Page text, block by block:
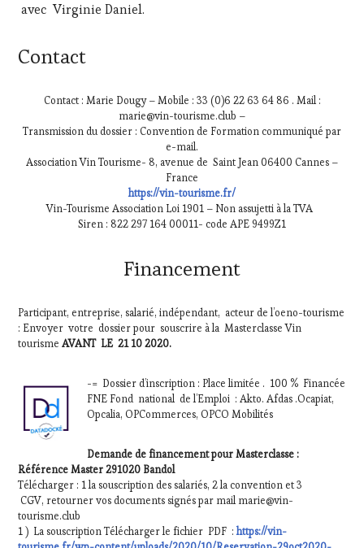
avec Virginie Daniel.
Contact
Contact : Marie Dougy – Mobile : 33 (0)6 22 63 64 86 . Mail :
marie@vin-tourisme.club –
Transmission du dossier : Convention de Formation communiqué par
e-mail.
Association Vin Tourisme- 8, avenue de Saint Jean 06400 Cannes –
France
https://vin-tourisme.fr/
Vin-Tourisme Association Loi 1901 – Non assujetti à la TVA
Siren : 822 297 164 00011- code APE 9499Z1
Financement
Participant, entreprise, salarié, indépendant, acteur de l’oeno-tourisme
: Envoyer votre dossier pour souscrire à la Masterclasse Vin
tourismeAVANT LE 21 10 2020.
-= Dossier d’inscription : Place limitée . 100 % Financée
FNE Fond national de l’Emploi : Akto. Afdas .Ocapiat,
Opcalia, OPCommerces, OPCO Mobilités
Demande de financement pour Masterclasse :
Référence Master 291020 Bandol
Télécharger : 1 la souscription des salariés, 2 la convention et 3
CGV, retourner vos documents signés par mail marie@vin-
tourisme.club
1 ) La souscription Télécharger le fichier PDF :https://vin-